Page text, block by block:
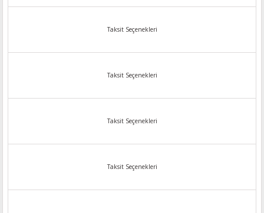
Taksit Seçenekleri
Taksit Seçenekleri
Taksit Seçenekleri
Taksit Seçenekleri